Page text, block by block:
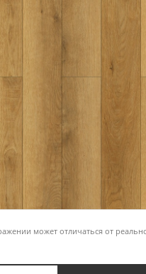
может отличаться от